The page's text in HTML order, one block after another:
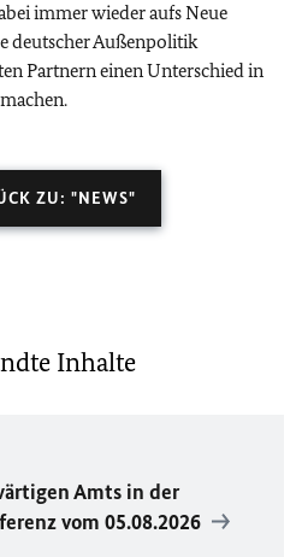
immer wieder aufs Neue
deutscher Außenpolitik
Partnern einen Unterschied in
ZU: "NEWS"
Inhalte
Amts in der
vom 05.08.2026